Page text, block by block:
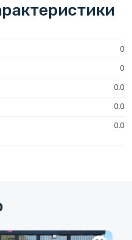
0
0
0.0
0.0
0.0